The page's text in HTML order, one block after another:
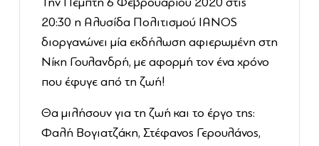
Την Πέμπτη 6 Φεβρουαρίου 2020 στις
20:30 η Αλυσίδα Πολιτισμού ΙΑΝΟS
διοργανώνει μία εκδήλωση αφιερωμένη στη
Νίκη Γουλανδρή, με αφορμή τον ένα χρόνο
που έφυγε από τη ζωή!
Θα μιλήσουν για τη ζωή και το έργο της:
Φαλή Βογιατζάκη, Στέφανος Γερουλάνος,